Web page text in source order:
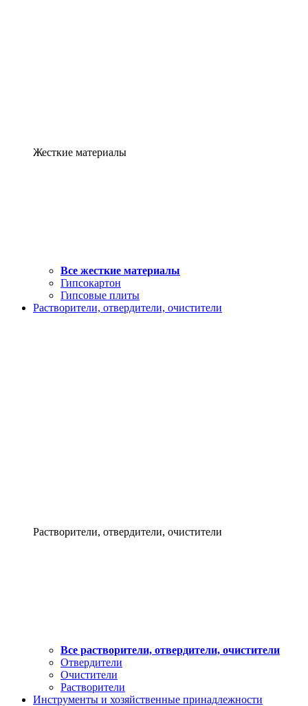
Жесткие материалы
Все жесткие материалы
Гипсокартон
Гипсовые плиты
Растворители, отвердители, очистители
Растворители, отвердители, очистители
Все растворители, отвердители, очистители
Отвердители
Очистители
Растворители
Инструменты и хозяйственные принадлежности